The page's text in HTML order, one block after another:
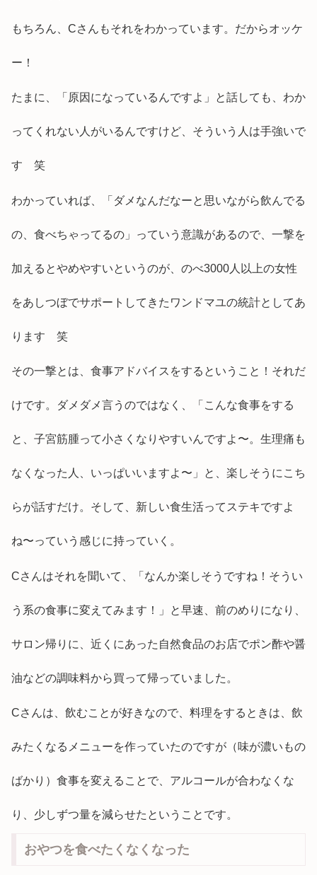
もちろん、Cさんもそれをわかっています。だからオッケ
ー！
たまに、「原因になっているんですよ」と話しても、わか
ってくれない人がいるんですけど、そういう人は手強いで
す 笑
わかっていれば、「ダメなんだなーと思いながら飲んでる
の、食べちゃってるの」っていう意識があるので、一撃を
加えるとやめやすいというのが、のべ3000人以上の女性
をあしつぼでサポートしてきたワンドマユの統計としてあ
ります 笑
その一撃とは、食事アドバイスをするということ！それだ
けです。ダメダメ言うのではなく、「こんな食事をする
と、子宮筋腫って小さくなりやすいんですよ〜。生理痛も
なくなった人、いっぱいいますよ〜」と、楽しそうにこち
らが話すだけ。そして、新しい食生活ってステキですよ
ね〜っていう感じに持っていく。
Cさんはそれを聞いて、「なんか楽しそうですね！そうい
う系の食事に変えてみます！」と早速、前のめりになり、
サロン帰りに、近くにあった自然食品のお店でポン酢や醤
油などの調味料から買って帰っていました。
Cさんは、飲むことが好きなので、料理をするときは、飲
みたくなるメニューを作っていたのですが（味が濃いもの
ばかり）食事を変えることで、アルコールが合わなくな
り、少しずつ量を減らせたということです。
おやつを食べたくなくなった